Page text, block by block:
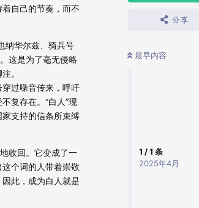
分享
最早内容
1 /1 条
2025年4月
自己的节奏，而不
纳华尔兹、骑兵号
这是为了毫无侵略
。
过噪音传来，呼吁
复存在。“白人”现
支持的信条所束缚
收回。它变成了一
个词的人带着崇敬
此，成为白人就是